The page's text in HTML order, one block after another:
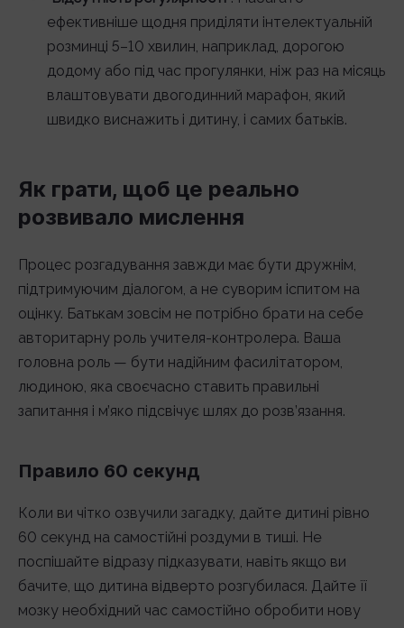
ефективніше щодня приділяти інтелектуальній
розминці 5–10 хвилин, наприклад, дорогою
додому або під час прогулянки, ніж раз на місяць
влаштовувати двогодинний марафон, який
швидко виснажить і дитину, і самих батьків.
Як грати, щоб це реально
розвивало мислення
Процес розгадування завжди має бути дружнім,
підтримуючим діалогом, а не суворим іспитом на
оцінку. Батькам зовсім не потрібно брати на себе
авторитарну роль учителя-контролера. Ваша
головна роль — бути надійним фасилітатором,
людиною, яка своєчасно ставить правильні
запитання і м’яко підсвічує шлях до розв’язання.
Правило 60 секунд
Коли ви чітко озвучили загадку, дайте дитині рівно
60 секунд на самостійні роздуми в тиші. Не
поспішайте відразу підказувати, навіть якщо ви
бачите, що дитина відверто розгубилася. Дайте її
мозку необхідний час самостійно обробити нову